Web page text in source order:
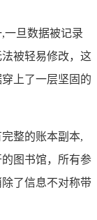
一旦数据被记录
被轻易修改，这
上了一层坚固的
整的账本副本,
图书馆，所有参
了信息不对称带